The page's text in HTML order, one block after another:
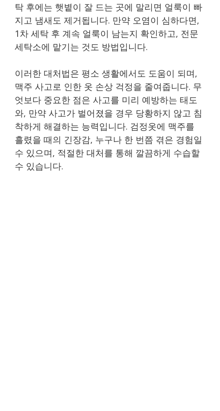
탁 후에는 햇볕이 잘 드는 곳에 말리면 얼룩이 빠
지고 냄새도 제거됩니다. 만약 오염이 심하다면,
1차 세탁 후 계속 얼룩이 남는지 확인하고, 전문
세탁소에 맡기는 것도 방법입니다.
이러한 대처법은 평소 생활에서도 도움이 되며,
맥주 사고로 인한 옷 손상 걱정을 줄여줍니다. 무
엇보다 중요한 점은 사고를 미리 예방하는 태도
와, 만약 사고가 벌어졌을 경우 당황하지 않고 침
착하게 해결하는 능력입니다. 검정옷에 맥주를
흘렸을 때의 긴장감, 누구나 한 번쯤 겪은 경험일
수 있으며, 적절한 대처를 통해 깔끔하게 수습할
수 있습니다.